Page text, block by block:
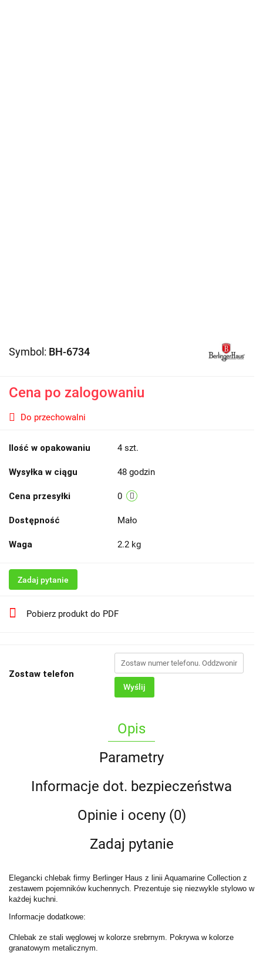
Symbol: BH-6734
Cena po zalogowaniu
Do przechowalni
Ilość w opakowaniu 4 szt.
Wysyłka w ciągu 48 godzin
Cena przesyłki 0
Dostępność Mało
Waga 2.2 kg
Zadaj pytanie
Pobierz produkt do PDF
Zostaw telefon
Wyślij
Opis
Parametry
Informacje dot. bezpieczeństwa
Opinie i oceny (0)
Zadaj pytanie
Elegancki chlebak firmy Berlinger Haus z linii Aquamarine Collection z
zestawem pojemników kuchennych. Prezentuje się niezwykle stylowo w
każdej kuchni.
Informacje dodatkowe:
Chlebak ze stali węglowej w kolorze srebrnym. Pokrywa w kolorze
granatowym metalicznym.